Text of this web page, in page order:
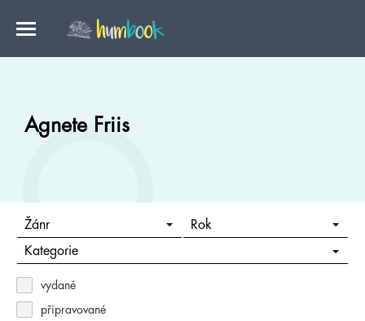
Agnete Friis
Žánr Rok
Kategorie
vydané
připravované